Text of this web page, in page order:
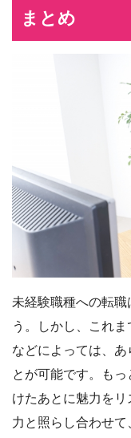
まとめ
未経験職種への転
う。しかし、これ
などによっては、
とが可能です。も
けたあとに魅力を
力と照らし合わせ